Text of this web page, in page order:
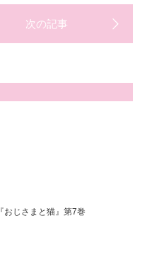
『おじさまと猫』第7巻